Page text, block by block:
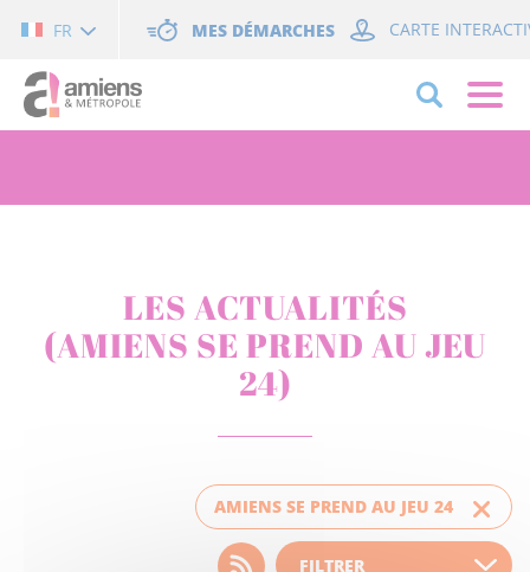
FR MES DÉMARCHES CARTE
LES ACTUALITÉS
(AMIENS SE PREND AU JEU
24)
AMIENS SE PREND AU JEU 24
Choisissez votre filtre